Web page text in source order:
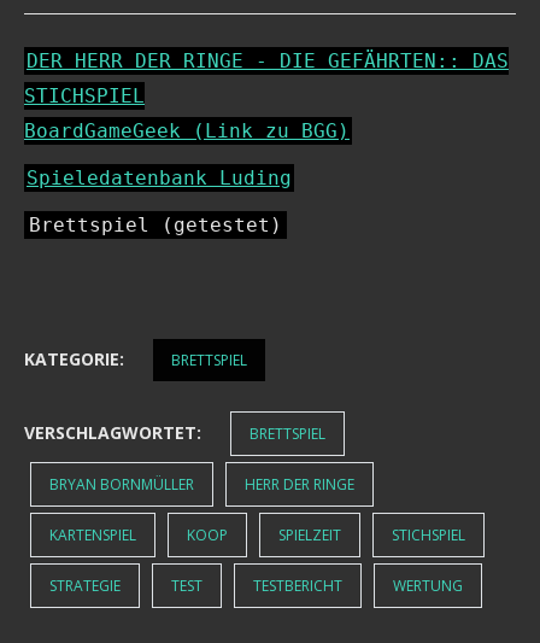
DER HERR DER RINGE - DIE GEFÄHRTEN:: DAS
STICHSPIEL
BoardGameGeek (Link zu BGG)
Spieledatenbank Luding
Brettspiel (getestet)
KATEGORIE: BRETTSPIEL
VERSCHLAGWORTET: BRETTSPIEL
BRYAN BORNMÜLLER HERR DER RINGE
KARTENSPIEL KOOP SPIELZEIT STICHSPIEL
STRATEGIE TEST TESTBERICHT WERTUNG